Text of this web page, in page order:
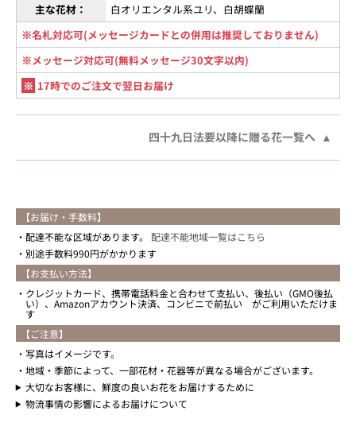
主な花材：
白オリエンタル系ユリ、白胡蝶蘭
※名札対応可(メッセージカードとの併用は推奨しておりません)
※メッセージ対応可(無料メッセージ30文字以内)
※ 17時でのご注文で翌日お届け
四十九日法要以降に贈る花一覧へ
【お届け・手数料】
配達不能な区域があります。 配達不能地域一覧はこちら
別途手数料990円がかかります
【お支払い方法】
クレジットカード、携帯電話料金と合わせて支払い、後払い（GMO後払
い）、Amazonアカウント決済、コンビニで前払い がご利用いただけま
す
【ご注意】
写真はイメージです。
地域・季節によって、一部花材・花器等が異なる場合がございます。
大切なお客様に、鮮度の良いお花をお届けするために
物流事情の影響によるお届けについて